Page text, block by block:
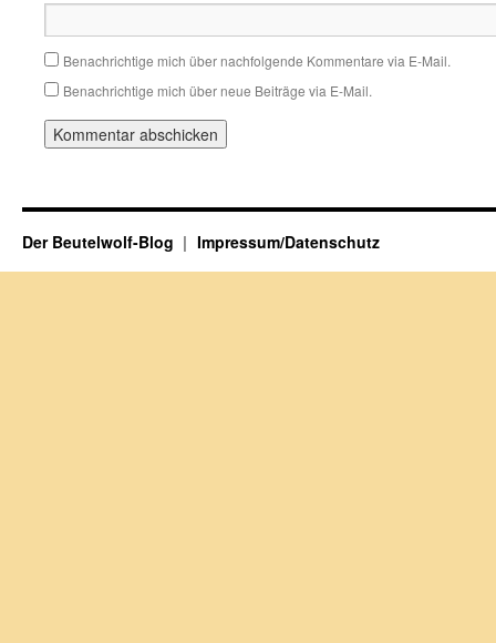
Benachrichtige mich über nachfolgende Kommentare via E-Mail.
Benachrichtige mich über neue Beiträge via E-Mail.
Der Beutelwolf-Blog Impressum/Datenschutz